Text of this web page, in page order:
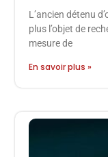
L’ancien détenu
plus l’objet de
mesure de
En savoir plus »